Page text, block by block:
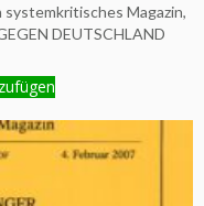
systemkritisches Magazin,
DEUTSCHLAND